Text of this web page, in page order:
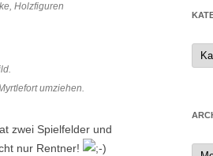
Holzfiguren
umziehen.
zwei Spielfelder und
nur Rentner!